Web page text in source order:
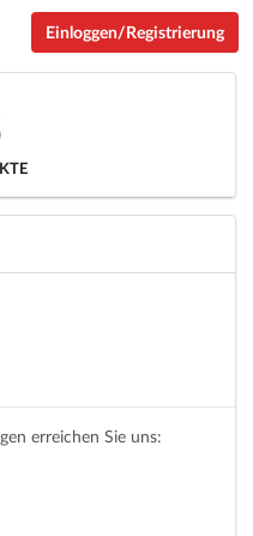
Einloggen/Registrierung
erreichen Sie uns: